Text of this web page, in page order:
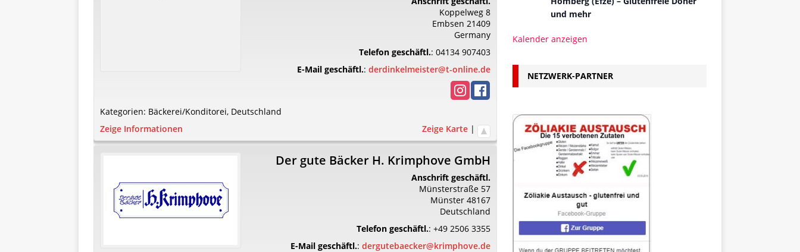
Koppelweg 8
Embsen 21409
Germany
Telefon geschäftl.: 04134 907403
E-Mail geschäftl.: derdinkelmeister@t-online.de
Kategorien: Bäckerei/Konditorei, Deutschland
Zeige Informationen
Zeige Karte |
Der gute Bäcker H. Krimphove GmbH
Anschrift geschäftl.
Münsterstraße 57
Münster 48167
Deutschland
Telefon geschäftl.: +49 2506 3355
E-Mail geschäftl.: dergutebaecker@krimphove.de
und mehr
Kalender anzeigen
NETZWERK-PARTNER